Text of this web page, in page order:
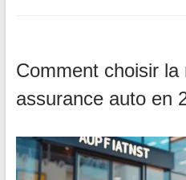
Comment choisir la
assurance auto en